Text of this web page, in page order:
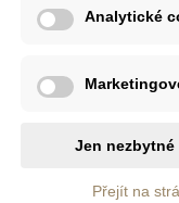
Věk: 2 - 3 roky
1-20 z
Analytické
Jen nezbytné
Přejít na